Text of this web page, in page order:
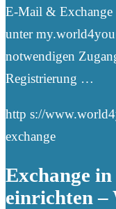
E-Mail &
unter
notwendigen
Registrierung …
http s://
exchange
Exchange
einrichten –